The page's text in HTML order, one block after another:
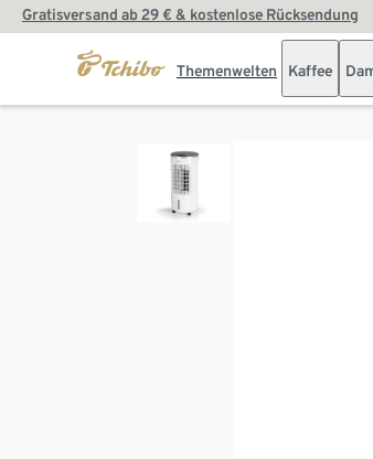
Gratisversand ab 29 € & kostenlose Rücksendung
Themenwelten Kaffee